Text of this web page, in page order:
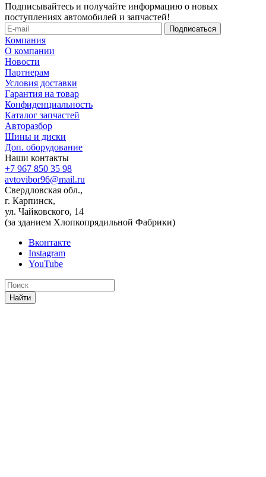
Подписывайтесь и получайте информацию о новых
поступлениях автомобилей и запчастей!
Компания
О компании
Новости
Партнерам
Условия доставки
Гарантия на товар
Конфиденциальность
Каталог запчастей
Авторазбор
Шины и диски
Доп. оборудование
Наши контакты
+7 967 850 35 98
avtovibor96@mail.ru
Свердловская обл.,
г. Карпинск,
ул. Чайковского, 14
(за зданием Хлопкопрядильной Фабрики)
Вконтакте
Instagram
YouTube
Найти